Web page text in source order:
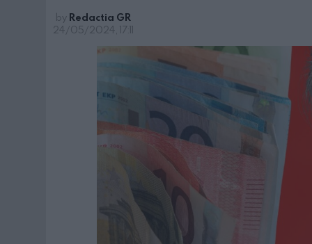
by Redactia GR
24/05/2024, 17:11